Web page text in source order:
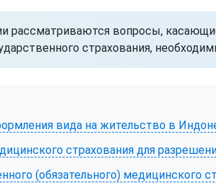
рассматриваются вопросы,
страхования,
вида на жительство в
страхования для
(обязательного) медицинского